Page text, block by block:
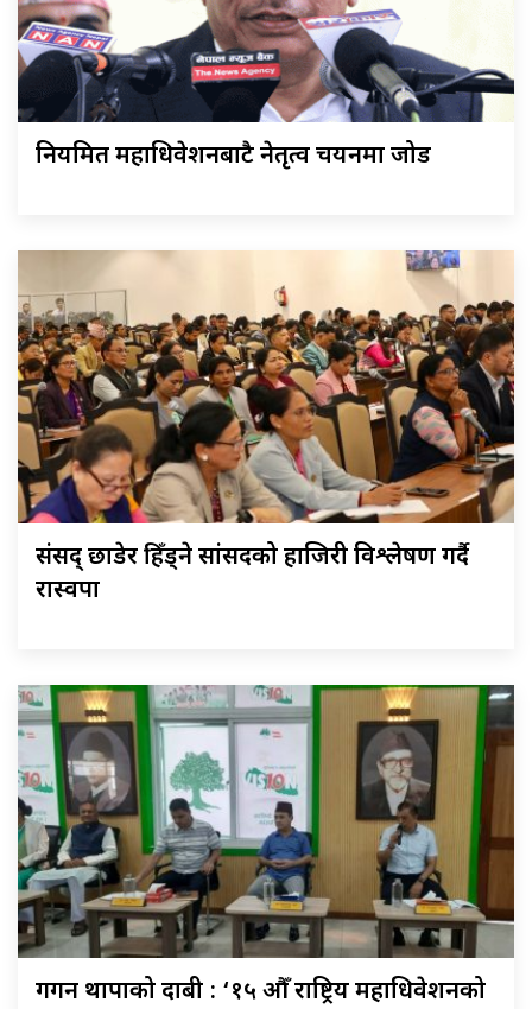
नियमित महाधिवेशनबाटै नेतृत्व चयनमा जोड
संसद् छाडेर हिँड्ने सांसदको हाजिरी विश्लेषण गर्दै
रास्वपा
गगन थापाको दाबी : ‘१५ औँ राष्ट्रिय महाधिवेशनको